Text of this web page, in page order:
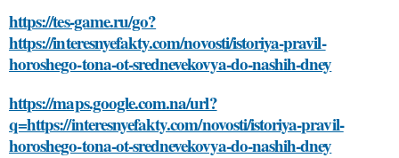
https://tes-game.ru/go?
https://interesnyefakty.com/novosti/istoriya-pravil-
horoshego-tona-ot-srednevekovya-do-nashih-dney
https://maps.google.com.na/url?
q=https://interesnyefakty.com/novosti/istoriya-pravil-
horoshego-tona-ot-srednevekovya-do-nashih-dney